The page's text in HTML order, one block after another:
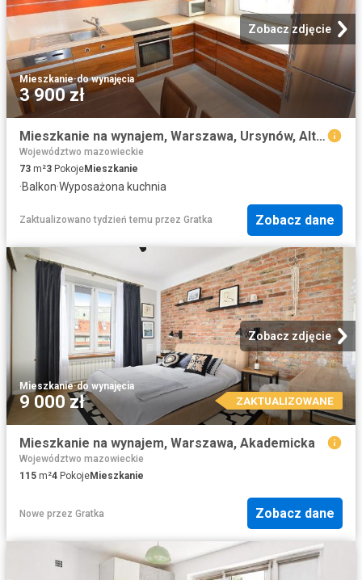
Zobacz zdjęcie
Mieszkanie·do wynajęcia
3 900 zł
Mieszkanie na wynajem, Warszawa, Ursynów, Alternatywy
Województwo mazowieckie
73 m²3 PokojeMieszkanie
·Balkon·Wyposażona kuchnia
Zaktualizowano tydzień temu przez Gratka Zobacz dane
Zobacz zdjęcie
Mieszkanie·do wynajęcia
9 000 zł ZAKTUALIZOWANE
Mieszkanie na wynajem, Warszawa, Akademicka
Województwo mazowieckie
115 m²4 PokojeMieszkanie
Nowe przez Gratka Zobacz dane